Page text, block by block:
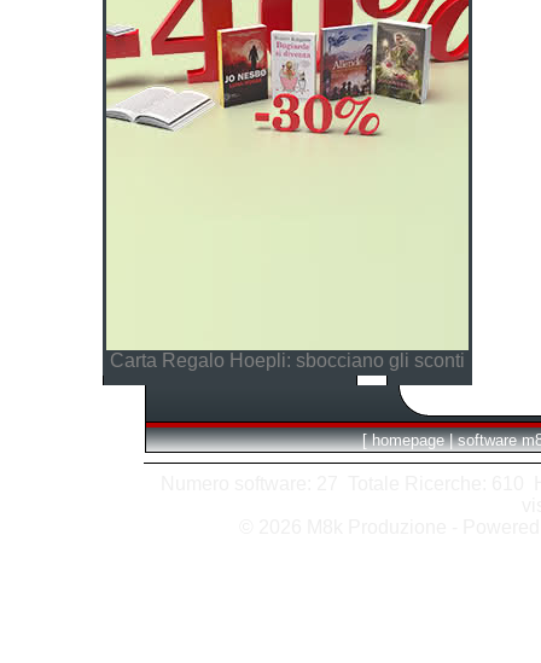
Carta Regalo Hoepli: sbocciano gli sconti
[ homepage | software